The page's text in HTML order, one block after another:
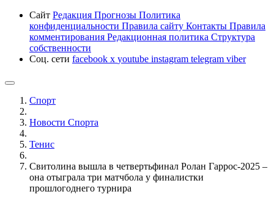
Сайт Редакция Прогнозы Политика
конфиденциальности Правила сайту Контакты Правила
комментирования Редакционная политика Структура
собственности
Соц. сети facebook x youtube instagram telegram viber
Спорт
Новости Cпорта
Тенис
Свитолина вышла в четвертьфинал Ролан Гаррос-2025 –
она отыграла три матчбола у финалистки
прошлогоднего турнира